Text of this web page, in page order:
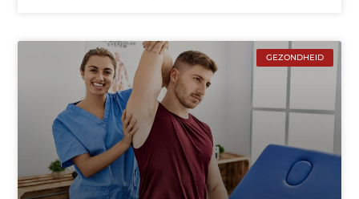
GEZONDHEID